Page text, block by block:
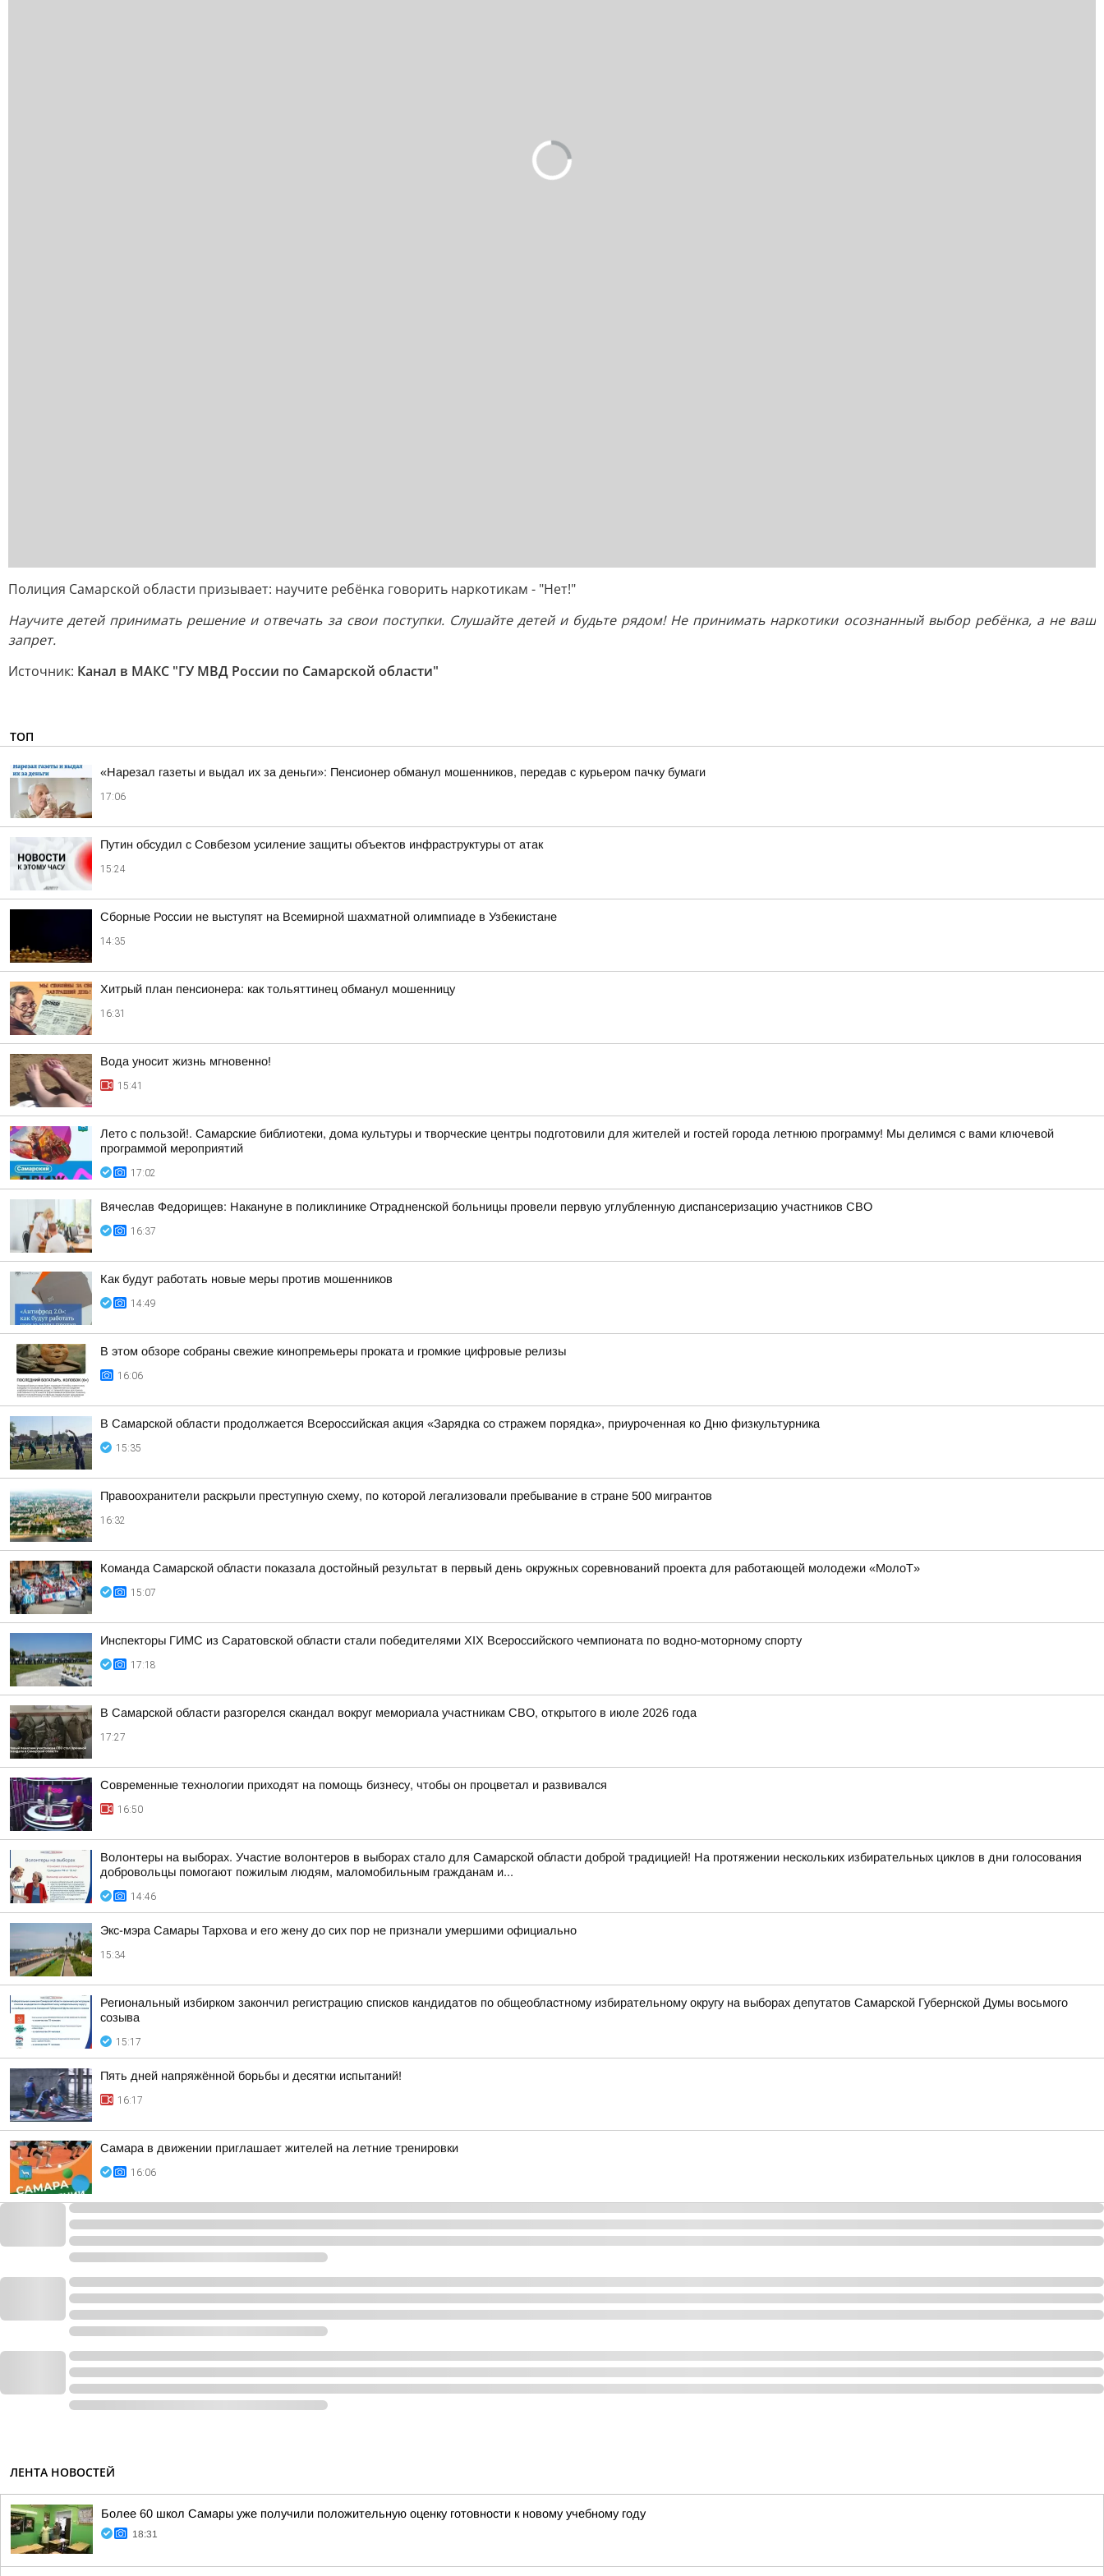
Полиция Самарской области призывает: научите ребёнка говорить наркотикам - "Нет!"
Научите детей принимать решение и отвечать за свои поступки. Слушайте детей и будьте рядом! Не принимать наркотики осознанный выбор ребёнка, а не ваш
запрет.
Источник: Канал в МАКС "ГУ МВД России по Самарской области"
ТОП
«Нарезал газеты и выдал их за деньги»: Пенсионер обманул мошенников, передав с курьером пачку бумаги
17:06
Путин обсудил с Совбезом усиление защиты объектов инфраструктуры от атак
15:24
Сборные России не выступят на Всемирной шахматной олимпиаде в Узбекистане
14:35
Хитрый план пенсионера: как тольяттинец обманул мошенницу
16:31
Вода уносит жизнь мгновенно!
15:41
Лето с пользой!. Самарские библиотеки, дома культуры и творческие центры подготовили для жителей и гостей города летнюю программу! Мы делимся с вами ключевой
программой мероприятий
17:02
Вячеслав Федорищев: Накануне в поликлинике Отрадненской больницы провели первую углубленную диспансеризацию участников СВО
16:37
Как будут работать новые меры против мошенников
14:49
В этом обзоре собраны свежие кинопремьеры проката и громкие цифровые релизы
16:06
В Самарской области продолжается Всероссийская акция «Зарядка со стражем порядка», приуроченная ко Дню физкультурника
15:35
Правоохранители раскрыли преступную схему, по которой легализовали пребывание в стране 500 мигрантов
16:32
Команда Самарской области показала достойный результат в первый день окружных соревнований проекта для работающей молодежи «МолоТ»
15:07
Инспекторы ГИМС из Саратовской области стали победителями XIX Всероссийского чемпионата по водно-моторному спорту
17:18
В Самарской области разгорелся скандал вокруг мемориала участникам СВО, открытого в июле 2026 года
17:27
Современные технологии приходят на помощь бизнесу, чтобы он процветал и развивался
16:50
Волонтеры на выборах. Участие волонтеров в выборах стало для Самарской области доброй традицией! На протяжении нескольких избирательных циклов в дни голосования
добровольцы помогают пожилым людям, маломобильным гражданам и...
14:46
Экс-мэра Самары Тархова и его жену до сих пор не признали умершими официально
15:34
Региональный избирком закончил регистрацию списков кандидатов по общеобластному избирательному округу на выборах депутатов Самарской Губернской Думы восьмого
созыва
15:17
Пять дней напряжённой борьбы и десятки испытаний!
16:17
Самара в движении приглашает жителей на летние тренировки
16:06
ЛЕНТА НОВОСТЕЙ
Более 60 школ Самары уже получили положительную оценку готовности к новому учебному году
18:31